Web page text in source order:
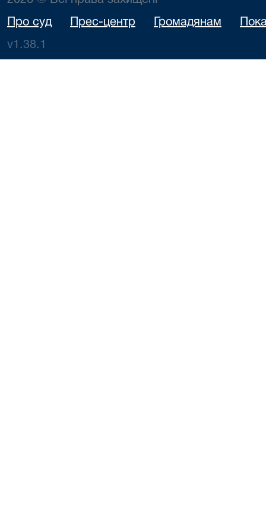
Про суд Прес-центр Громадянам
v1.38.1